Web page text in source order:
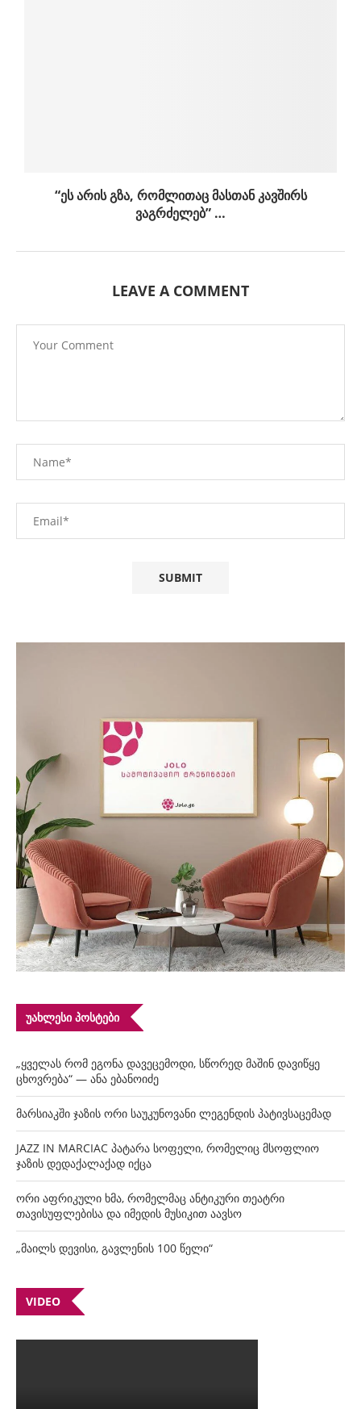
“ეს არის გზა, რომლითაც მასთან კავშირს
ვაგრძელებ” …
LEAVE A COMMENT
ᲣᲐᲮᲚᲔᲡᲘ ᲞᲝᲡᲢᲔᲑᲘ
„ყველას რომ ეგონა დავეცემოდი, სწორედ მაშინ დავიწყე
ცხოვრება“ — ანა ებანოიძე
მარსიაკში ჯაზის ორი საუკუნოვანი ლეგენდის პატივსაცემად
JAZZ IN MARCIAC პატარა სოფელი, რომელიც მსოფლიო
ჯაზის დედაქალაქად იქცა
ორი აფრიკული ხმა, რომელმაც ანტიკური თეატრი
თავისუფლებისა და იმედის მუსიკით აავსო
„მაილს დევისი, გავლენის 100 წელი“
VIDEO